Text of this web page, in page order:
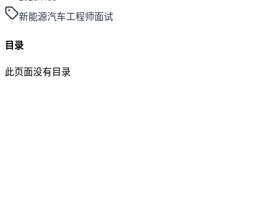
新能源汽车工程师面试
目录
此页面没有目录